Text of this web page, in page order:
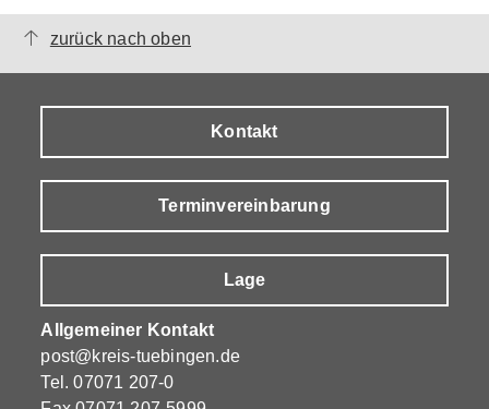
zurück nach oben
Kontakt
Terminvereinbarung
Lage
Allgemeiner Kontakt
post@kreis-tuebingen.de
Tel.07071 207-0